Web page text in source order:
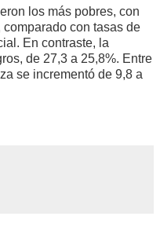
los más pobres, con
con tasas de
En contraste, la
de 27,3 a 25,8%. Entre
se incrementó de 9,8 a